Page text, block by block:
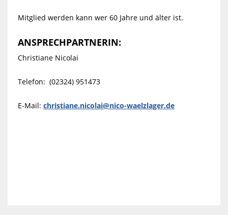
Mitglied werden kann wer 60 Jahre und älter ist.
ANSPRECHPARTNERIN:
Christiane Nicolai
Telefon: (02324) 951473
E-Mail: christiane.nicolai@nico-waelzlager.de